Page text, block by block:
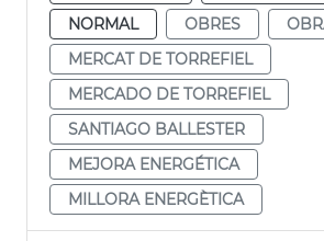
NORMAL
OBRES
MERCAT DE TORREFIEL
MERCADO DE TORREFIEL
SANTIAGO BALLESTER
MEJORA ENERGÉTICA
MILLORA ENERGÈTICA